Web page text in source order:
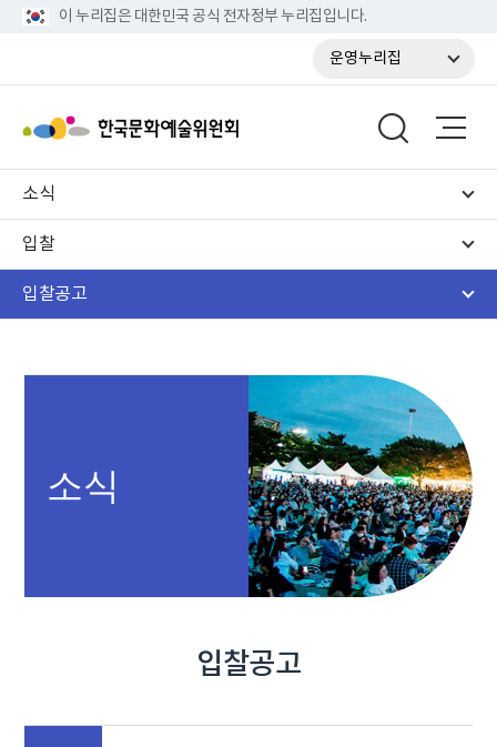
이 누리집은 대한민국 공식 전자정부 누리집입니다.
운영누리집
소식
입찰
입찰공고
소식
입찰공고